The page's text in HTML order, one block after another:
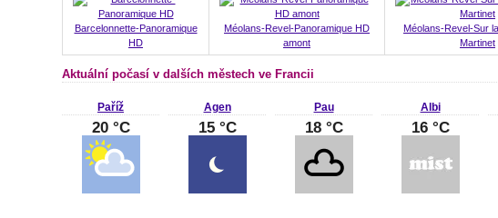
Barcelonnette-Panoramique
HD
Méolans-Revel-Panoramique HD
amont
Méolans-Revel-Sur
Martinet
Aktuální počasí v dalších městech ve Francii
Paříž
20 °C
Agen
15 °C
Pau
18 °C
Albi
16 °C